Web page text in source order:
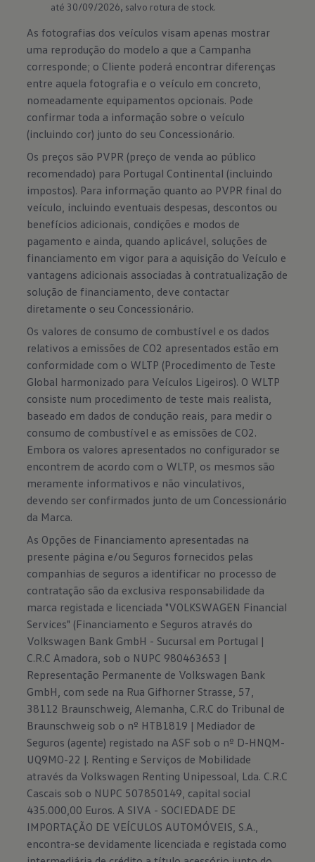
até 30/09/2026, salvo rotura de stock.
As fotografias dos veículos visam apenas mostrar
uma reprodução do modelo a que a Campanha
corresponde; o Cliente poderá encontrar diferenças
entre aquela fotografia e o veículo em concreto,
nomeadamente equipamentos opcionais. Pode
confirmar toda a informação sobre o veículo
(incluindo cor) junto do seu Concessionário.
Os preços são PVPR (preço de venda ao público
recomendado) para Portugal Continental (incluindo
impostos). Para informação quanto ao PVPR final do
veículo, incluindo eventuais despesas, descontos ou
benefícios adicionais, condições e modos de
pagamento e ainda, quando aplicável, soluções de
financiamento em vigor para a aquisição do Veículo e
vantagens adicionais associadas à contratualização de
solução de financiamento, deve contactar
diretamente o seu Concessionário.
Os valores de consumo de combustível e os dados
relativos a emissões de CO2 apresentados estão em
conformidade com o WLTP (Procedimento de Teste
Global harmonizado para Veículos Ligeiros). O WLTP
consiste num procedimento de teste mais realista,
baseado em dados de condução reais, para medir o
consumo de combustível e as emissões de CO2.
Embora os valores apresentados no configurador se
encontrem de acordo com o WLTP, os mesmos são
meramente informativos e não vinculativos,
devendo ser confirmados junto de um Concessionário
da Marca.
As Opções de Financiamento apresentadas na
presente página e/ou Seguros fornecidos pelas
companhias de seguros a identificar no processo de
contratação são da exclusiva responsabilidade da
marca registada e licenciada "VOLKSWAGEN Financial
Services" (Financiamento e Seguros através do
Volkswagen Bank GmbH - Sucursal em Portugal |
C.R.C Amadora, sob o NUPC 980463653 |
Representação Permanente de Volkswagen Bank
GmbH, com sede na Rua Gifhorner Strasse, 57,
38112 Braunschweig, Alemanha, C.R.C do Tribunal de
Braunschweig sob o nº HTB1819 | Mediador de
Seguros (agente) registado na ASF sob o nº D-HNQM-
UQ9MO-22 |. Renting e Serviços de Mobilidade
através da Volkswagen Renting Unipessoal, Lda. C.R.C
Cascais sob o NUPC 507850149, capital social
435.000,00 Euros. A SIVA - SOCIEDADE DE
IMPORTAÇÃO DE VEÍCULOS AUTOMÓVEIS, S.A.,
encontra-se devidamente licenciada e registada como